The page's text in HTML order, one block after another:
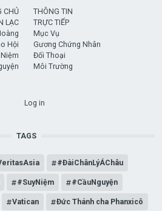
CHỦ
LẠC
Hội
THÔNG TIN
TRỰC TIẾP
Mục Vụ
Gương Chứng Nhân
Đối Thoại
Môi Trường
Log in
TAGS
#ĐàiChânLýÁChâu
#SuyNiệm #CầuNguyện
Vatican Đức Thánh cha Phanxicô